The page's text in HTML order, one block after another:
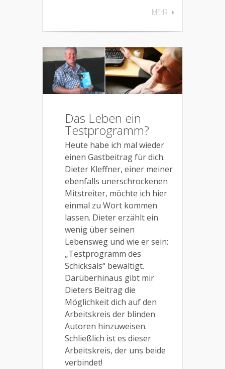
MEHR
Das Leben ein
Testprogramm?
Heute habe ich mal wieder
einen Gastbeitrag für dich.
Dieter Kleffner, einer meiner
ebenfalls unerschrockenen
Mitstreiter, möchte ich hier
einmal zu Wort kommen
lassen. Dieter erzählt ein
wenig über seinen
Lebensweg und wie er sein:
„Testprogramm des
Schicksals“ bewältigt.
Darüberhinaus gibt mir
Dieters Beitrag die
Möglichkeit dich auf den
Arbeitskreis der blinden
Autoren hinzuweisen.
Schließlich ist es dieser
Arbeitskreis, der uns beide
verbindet!